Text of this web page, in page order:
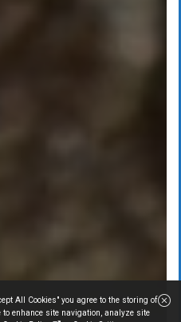
All Cookies" you agree to the storing of
enhance site navigation, analyze site